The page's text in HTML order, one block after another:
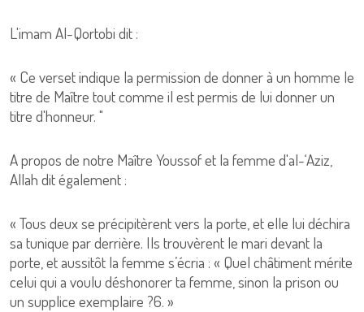
L'imam Al-Qortobi dit :
« Ce verset indique la permission de donner à un homme le
titre de Maître tout comme il est permis de lui donner un
titre d'honneur. "
A propos de notre Maître Youssof et la femme d'al-‘Aziz,
Allah dit également :
« Tous deux se précipitèrent vers la porte, et elle lui déchira
sa tunique par derrière. Ils trouvèrent le mari devant la
porte, et aussitôt la femme s’écria : « Quel châtiment mérite
celui qui a voulu déshonorer ta femme, sinon la prison ou
un supplice exemplaire ?6. »